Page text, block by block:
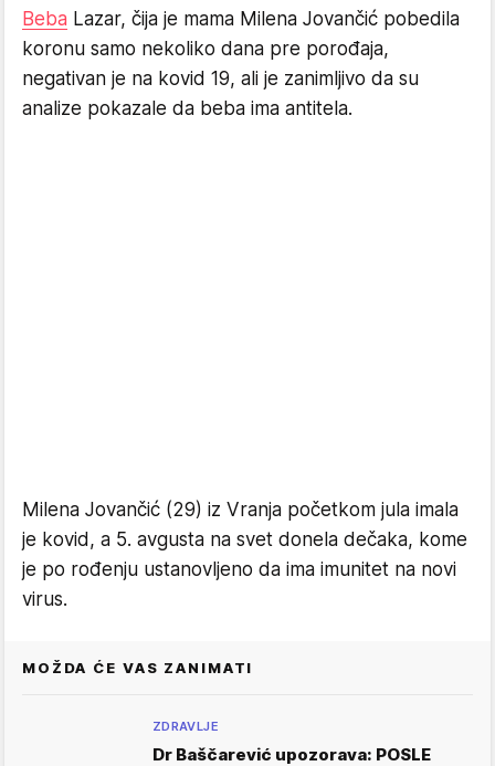
Beba Lazar, čija je mama Milena Jovančić pobedila
koronu samo nekoliko dana pre porođaja,
negativan je na kovid 19, ali je zanimljivo da su
analize pokazale da beba ima antitela.
Milena Jovančić (29) iz Vranja početkom jula imala
je kovid, a 5. avgusta na svet donela dečaka, kome
je po rođenju ustanovljeno da ima imunitet na novi
virus.
MOŽDA ĆE VAS ZANIMATI
ZDRAVLJE
Dr Baščarević upozorava: POSLE